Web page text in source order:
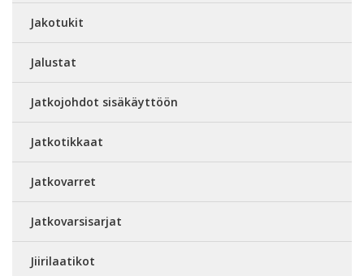
Jakotukit
Jalustat
Jatkojohdot sisäkäyttöön
Jatkotikkaat
Jatkovarret
Jatkovarsisarjat
Jiirilaatikot